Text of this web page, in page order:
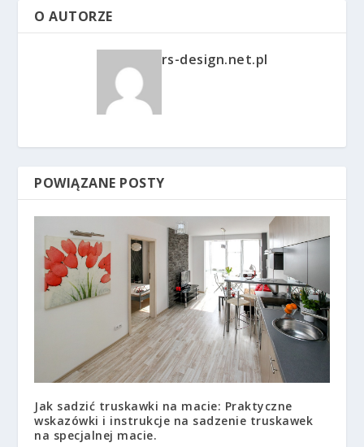
O AUTORZE
rs-design.net.pl
POWIĄZANE POSTY
Jak sadzić truskawki na macie: Praktyczne
wskazówki i instrukcje na sadzenie truskawek
na specjalnej macie.